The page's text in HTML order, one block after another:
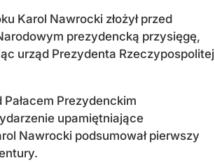
Karol Nawrocki złożył przed
prezydencką przysięgę,
urząd Prezydenta Rzeczypospolitej
Prezydenckim
upamiętniające
Nawrocki podsumował pierwszy